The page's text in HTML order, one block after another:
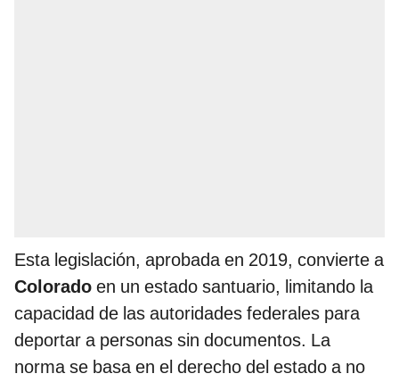
Esta legislación, aprobada en 2019, convierte a
Colorado en un estado santuario, limitando la
capacidad de las autoridades federales para
deportar a personas sin documentos. La
norma se basa en el derecho del estado a no